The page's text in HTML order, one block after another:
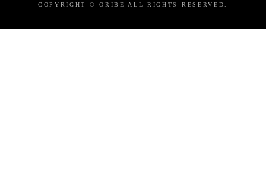
COPYRIGHT © ORIBE ALL RIGHTS RESERVED.